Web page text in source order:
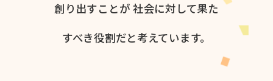
創り出すことが 社会に​対して​果た​
すべき役割だと​考えています。​